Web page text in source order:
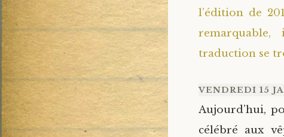
l’édition de
traduction se
VENDREDI 15
Aujourd’hui,
célébré aux